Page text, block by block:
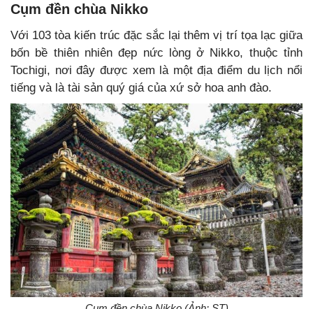
Cụm đền chùa Nikko
Với 103 tòa kiến trúc đặc sắc lại thêm vị trí tọa lạc giữa
bốn bề thiên nhiên đẹp nức lòng ở Nikko, thuộc tỉnh
Tochigi, nơi đây được xem là một địa điểm du lịch nổi
tiếng và là tài sản quý giá của xứ sở hoa anh đào.